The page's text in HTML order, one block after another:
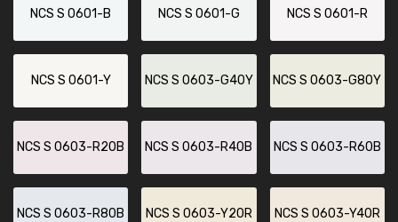
NCS S 0601-B NCS S 0601-G NCS S 0601-R
NCS S 0601-Y NCS S 0603-G40Y NCS S 0603-G80Y
NCS S 0603-R20B NCS S 0603-R40B NCS S 0603-R60B
NCS S 0603-R80B NCS S 0603-Y20R NCS S 0603-Y40R